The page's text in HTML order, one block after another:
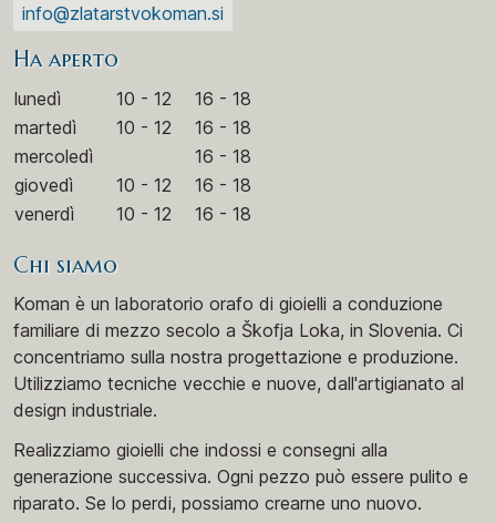
info@zlatarstvokoman.si
Ha aperto
lunedì 10 - 12
16 - 18
martedì
10 - 12
16 - 18
mercoledì
16 - 18
giovedì
10 - 12
16 - 18
venerdì
10 - 12 16 - 18
Chi siamo
Koman è un laboratorio orafo di gioielli a conduzione
familiare di mezzo secolo a Škofja Loka, in Slovenia. Ci
concentriamo sulla nostra progettazione e produzione.
Utilizziamo tecniche vecchie e nuove, dall'artigianato al
design industriale.
Realizziamo gioielli che indossi e consegni alla
generazione successiva. Ogni pezzo può essere pulito e
riparato. Se lo perdi, possiamo crearne uno nuovo.